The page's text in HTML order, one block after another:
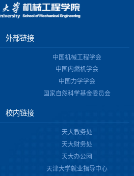
外部链接
中国机械工程学会
中国内燃机学会
中国力学学会
国家自然科学基金委员会
校内链接
天大教务处
天大财务处
天大办公网
天津大学就业指导中心